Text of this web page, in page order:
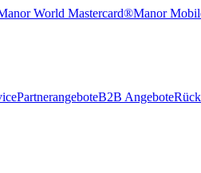
World Mastercard®Manor
PartnerangeboteB2B Angebote